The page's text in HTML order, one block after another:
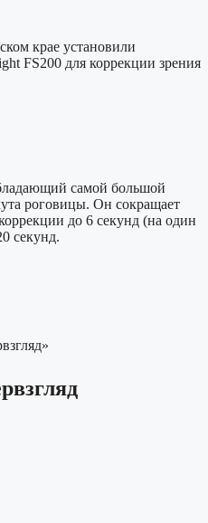
крае установили
FS200 для коррекции зрения
самой большой
роговицы. Он сокращает
до 6 секунд (на один
секунд.